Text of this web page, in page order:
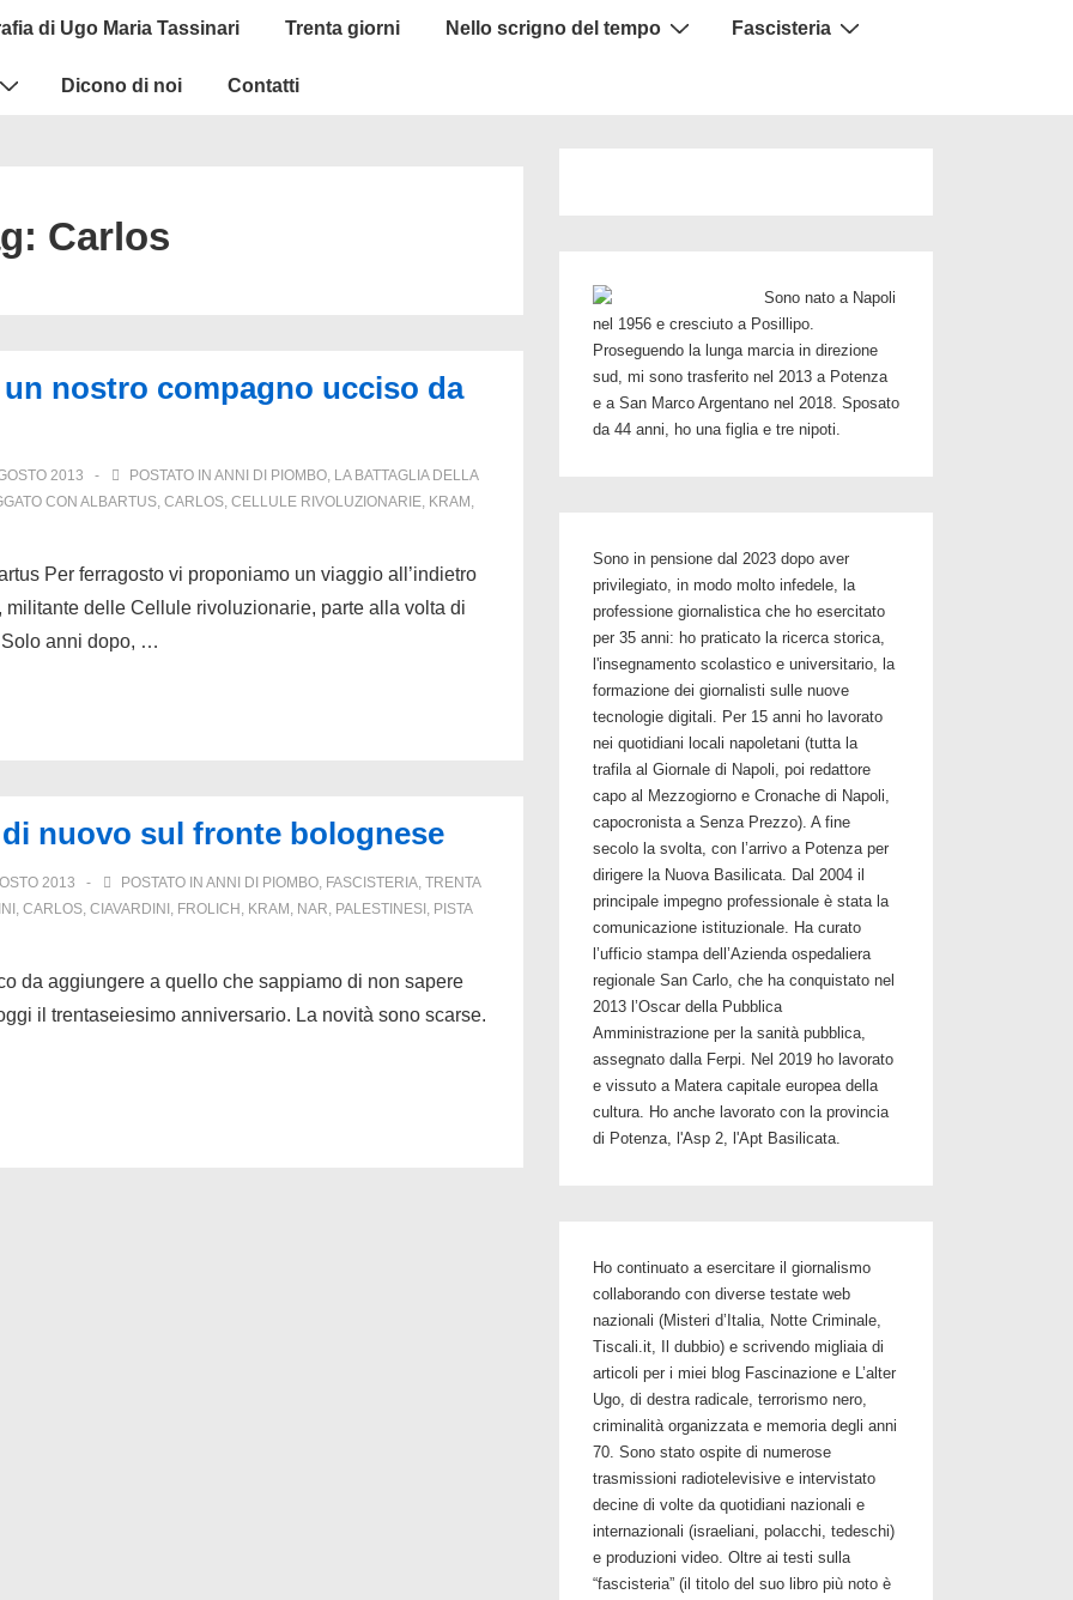
di Ugo Maria Tassinari Trenta giorni Nello scrigno del tempo Fascisteria
Dicono di noi Contatti
Carlos
nostro compagno ucciso da
2013 POSTATO IN ANNI DI PIOMBO, LA BATTAGLIA DELLA
CON ALBARTUS, CARLOS, CELLULE RIVOLUZIONARIE, KRAM ,
Per ferragosto vi proponiamo un viaggio all’indietro
delle Cellule rivoluzionarie, parte alla volta di
Solo anni dopo, …
nuovo sul fronte bolognese
2013 POSTATO IN ANNI DI PIOMBO, FASCISTERIA, TRENTA
, CARLOS, CIAVARDINI , FROLICH , KRAM , NAR, PALESTINESI , PISTA
da aggiungere a quello che sappiamo di non sapere
il trentaseiesimo anniversario. La novità sono scarse.
Sono nato a Napoli
nel 1956 e cresciuto a Posillipo.
Proseguendo la lunga marcia in direzione
sud, mi sono trasferito nel 2013 a Potenza
e a San Marco Argentano nel 2018. Sposato
da 44 anni, ho una figlia e tre nipoti.
Sono in pensione dal 2023 dopo aver
privilegiato, in modo molto infedele, la
professione giornalistica che ho esercitato
per 35 anni: ho praticato la ricerca storica,
l'insegnamento scolastico e universitario, la
formazione dei giornalisti sulle nuove
tecnologie digitali. Per 15 anni ho lavorato
nei quotidiani locali napoletani (tutta la
trafila al Giornale di Napoli, poi redattore
capo al Mezzogiorno e Cronache di Napoli,
capocronista a Senza Prezzo). A fine
secolo la svolta, con l’arrivo a Potenza per
dirigere la Nuova Basilicata. Dal 2004 il
principale impegno professionale è stata la
comunicazione istituzionale. Ha curato
l’ufficio stampa dell’Azienda ospedaliera
regionale San Carlo, che ha conquistato nel
2013 l’Oscar della Pubblica
Amministrazione per la sanità pubblica,
assegnato dalla Ferpi. Nel 2019 ho lavorato
e vissuto a Matera capitale europea della
cultura. Ho anche lavorato con la provincia
di Potenza, l'Asp 2, l'Apt Basilicata.
Ho continuato a esercitare il giornalismo
collaborando con diverse testate web
nazionali (Misteri d’Italia, Notte Criminale,
Tiscali.it, Il dubbio) e scrivendo migliaia di
articoli per i miei blog Fascinazione e L’alter
Ugo, di destra radicale, terrorismo nero,
criminalità organizzata e memoria degli anni
70. Sono stato ospite di numerose
trasmissioni radiotelevisive e intervistato
decine di volte da quotidiani nazionali e
internazionali (israeliani, polacchi, tedeschi)
e produzioni video. Oltre ai testi sulla
“fascisteria” (il titolo del suo libro più noto è